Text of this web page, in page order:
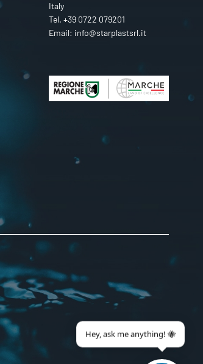
Italy
Tel. +39 0722 079201
Email: info@starplastsrl.it